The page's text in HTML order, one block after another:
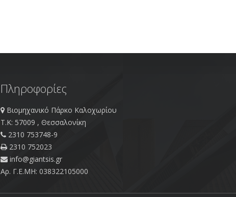
Πληροφορίες
Βιομηχανικό Πάρκο Καλοχωρίου
Τ.Κ: 57009 , Θεσσαλονίκη
2310 753748-9
2310 752023
info@giantsis.gr
Αρ. Γ.Ε.ΜΗ: 038322105000